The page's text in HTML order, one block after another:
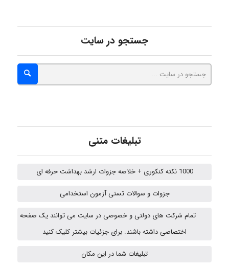
Sara
vali
fahimeh sheibani
جستجو در سایت
تبلیغات متنی
1000 نکته کنکوری + خلاصه جزوات ارشد بهداشت حرفه ای
جزوات و سوالات تستی آزمون استخدامی
تمام شرکت های دولتی و خصوصی در سایت می توانند یک صفحه
اختصاصی داشته باشند. برای جزئیات بیشتر کلیک کنید
تبلیغات شما در این مکان